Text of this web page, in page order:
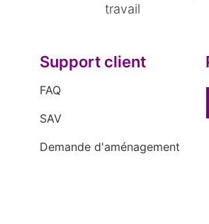
travail
Support client
FAQ
SAV
Demande d'aménagement